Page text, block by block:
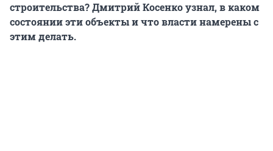
строительства? Дмитрий Косенко узнал, в каком
состоянии эти объекты и что власти намерены с
этим делать.